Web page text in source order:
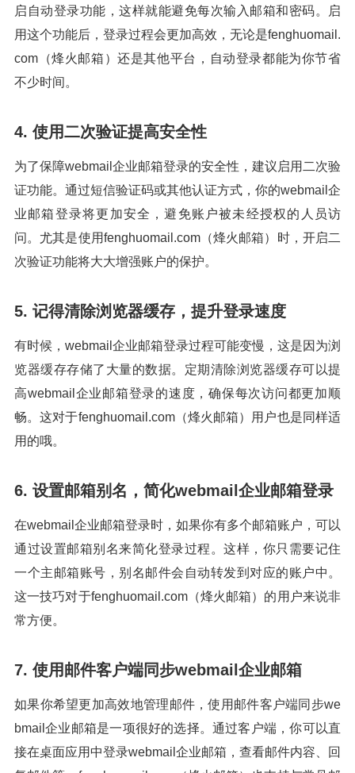
启自动登录功能，这样就能避免每次输入邮箱和密码。启
用这个功能后，登录过程会更加高效，无论是fenghuomail.
com（烽火邮箱）还是其他平台，自动登录都能为你节省
不少时间。
4. 使用二次验证提高安全性
为了保障webmail企业邮箱登录的安全性，建议启用二次验
证功能。通过短信验证码或其他认证方式，你的webmail企
业邮箱登录将更加安全，避免账户被未经授权的人员访
问。尤其是使用fenghuomail.com（烽火邮箱）时，开启二
次验证功能将大大增强账户的保护。
5. 记得清除浏览器缓存，提升登录速度
有时候，webmail企业邮箱登录过程可能变慢，这是因为浏
览器缓存存储了大量的数据。定期清除浏览器缓存可以提
高webmail企业邮箱登录的速度，确保每次访问都更加顺
畅。这对于fenghuomail.com（烽火邮箱）用户也是同样适
用的哦。
6. 设置邮箱别名，简化webmail企业邮箱登录
在webmail企业邮箱登录时，如果你有多个邮箱账户，可以
通过设置邮箱别名来简化登录过程。这样，你只需要记住
一个主邮箱账号，别名邮件会自动转发到对应的账户中。
这一技巧对于fenghuomail.com（烽火邮箱）的用户来说非
常方便。
7. 使用邮件客户端同步webmail企业邮箱
如果你希望更加高效地管理邮件，使用邮件客户端同步we
bmail企业邮箱是一项很好的选择。通过客户端，你可以直
接在桌面应用中登录webmail企业邮箱，查看邮件内容、回